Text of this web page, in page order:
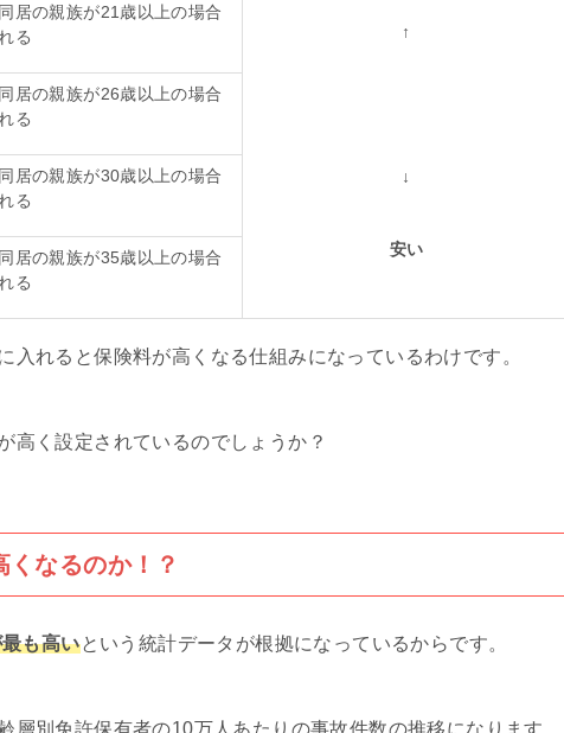
↑
↓
安い
居の親族が21歳以上の場合
る
居の親族が26歳以上の場合
る
居の親族が30歳以上の場合
る
居の親族が35歳以上の場合
る
入れると保険料が高くなる仕組みになっているわけです。
高く設定されているのでしょうか？
なるのか！？
も高いという統計データが根拠になっているからです。
層別免許保有者の10万人あたりの事故件数の推移になります